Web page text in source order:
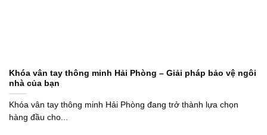
Khóa vân tay thông minh Hải Phòng – Giải pháp bảo vệ ngôi
nhà của bạn
Khóa vân tay thông minh Hải Phòng đang trở thành lựa chọn
hàng đầu cho...